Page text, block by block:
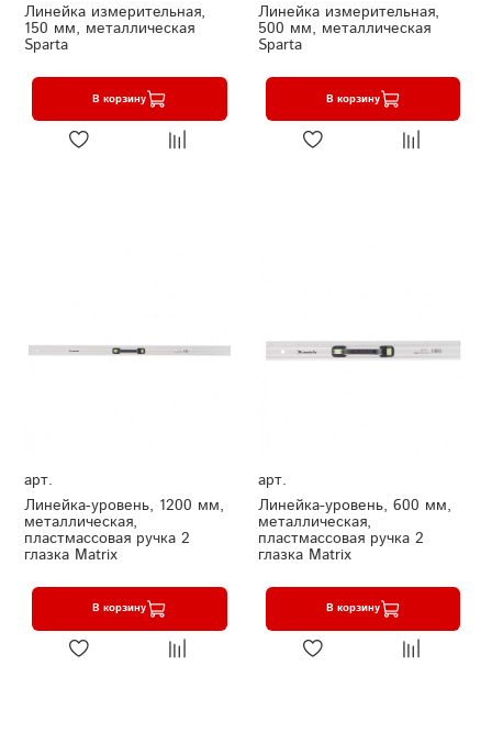
Линейка измерительная,
150 мм, металлическая
Sparta
В корзину
Линейка измерительная,
500 мм, металлическая
Sparta
В корзину
арт.
Линейка-уровень, 1200 мм,
металлическая,
пластмассовая ручка 2
глазка Matrix
В корзину
арт.
Линейка-уровень, 600 мм,
металлическая,
пластмассовая ручка 2
глазка Matrix
В корзину